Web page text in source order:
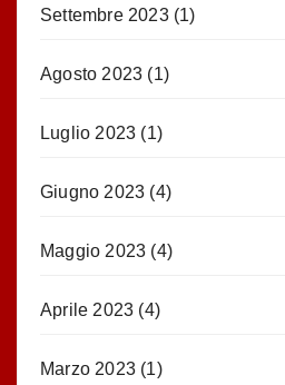
Settembre 2023(1)
Agosto 2023 (1)
Luglio 2023 (1)
Giugno 2023 (4)
Maggio 2023 (4)
Aprile 2023 (4)
Marzo 2023 (1)